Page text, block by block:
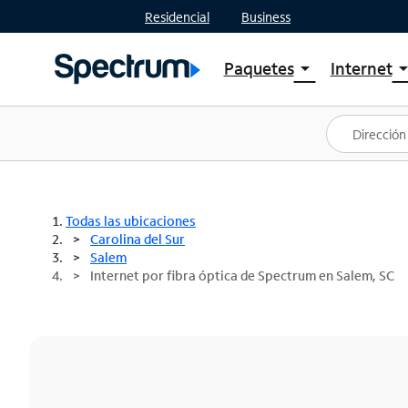
Residencial Business
Paquetesarrow_drop_down
Ver paquetes
Spectrum One
Mejores ofertas
Internetarrow_drop_down
Planes
Todas las ubicaciones
Carolina del Sur
Salem
Internet por fibra óptica de Spectrum en Salem, SC